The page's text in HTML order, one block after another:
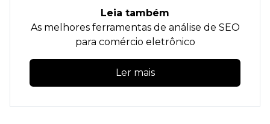
Leia também
As melhores ferramentas de análise de SEO
para comércio eletrônico
Ler mais